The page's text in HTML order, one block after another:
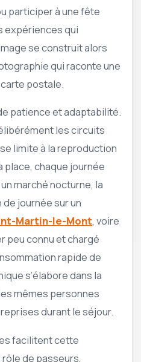
participer à une fête
expériences qui
se construit alors
qui raconte une
postale.
patience et adaptabilité.
les circuits
limite à la reproduction
place, chaque journée
marché nocturne, la
de journée sur un
Martin-le-Mont, voire
peu connu et chargé
rapide de
s’élabore dans la
mêmes personnes
durant le séjour.
facilitent cette
de passeurs,